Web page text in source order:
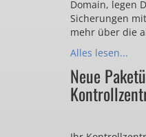
Domain, legen
Sicherungen
mehr über die
Alles lesen...
Neue